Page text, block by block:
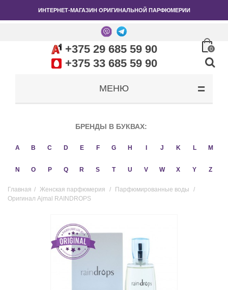
ИНТЕРНЕТ-МАГАЗИН ОРИГИНАЛЬНОЙ ПАРФЮМЕРИИ
+375 29 685 59 90
+375 33 685 59 90
0
МЕНЮ
БРЕНДЫ В БУКВАХ:
A B C D E F G H J K L M
N O P Q R S T U V W X Y Z
Главная / Женская парфюмерия / Парфюмированные воды
/
Оригинал Ajmal RAINDROPS